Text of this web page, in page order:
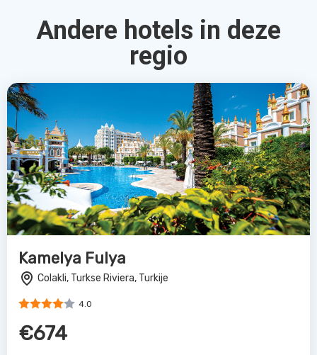
Andere hotels in deze
regio
Kamelya Fulya
Colakli, Turkse Riviera, Turkije
4.0
€674